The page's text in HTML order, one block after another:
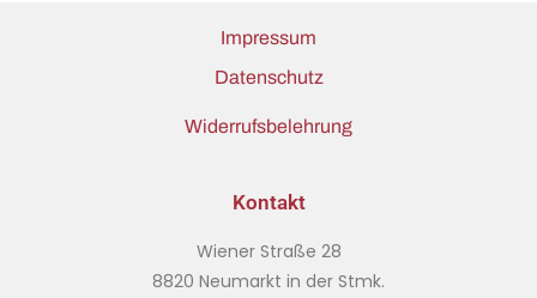
Impressum
Datenschutz
Widerrufsbelehrung
Kontakt
Wiener Straße 28
8820 Neumarkt in der Stmk.